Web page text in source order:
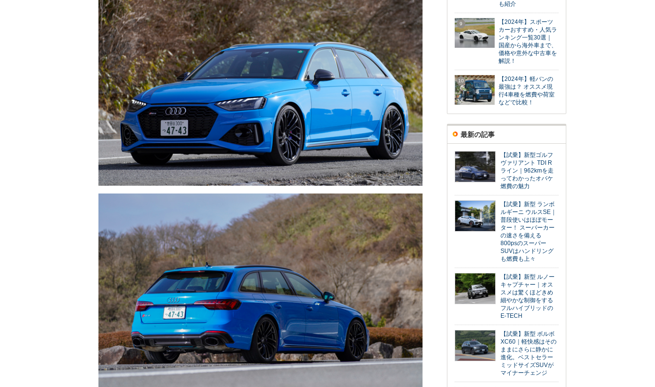
も紹介
9
【2024年】スポーツ
カーおすすめ・人気ラ
ンキング一覧30選｜
国産から海外車まで、
価格や意外な中古車を
解説！
10
【2024年】軽バンの
最強は？ オススメ現
行4車種を燃費や荷室
などで比較！
最新の記事
【試乗】新型ゴルフ
ヴァリアント TDI R
ライン｜962kmを走
ってわかったオバケ
燃費の魅力
【試乗】新型 ランボ
ルギーニ ウルスSE｜
普段使いはほぼモー
ター！ スーパーカー
の速さを備える
800psのスーパー
SUVはハンドリング
も燃費も上々
【試乗】新型 ルノー
キャプチャー｜オス
スメは驚くほどきめ
細やかな制御をする
フルハイブリッドの
E-TECH
【試乗】新型 ボルボ
XC60｜軽快感はその
ままにさらに静かに
進化。ベストセラー
ミッドサイズSUVが
マイナーチェンジ